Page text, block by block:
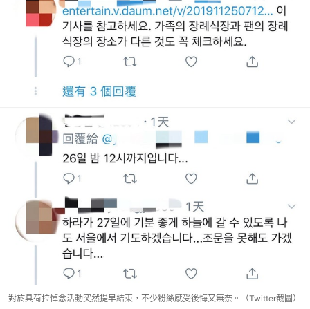
對於具荷拉悼念活動突然提早結束，不少粉絲感受後悔又無奈。（Twitter截圖）